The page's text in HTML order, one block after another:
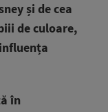
și de cea
de culoare,
în